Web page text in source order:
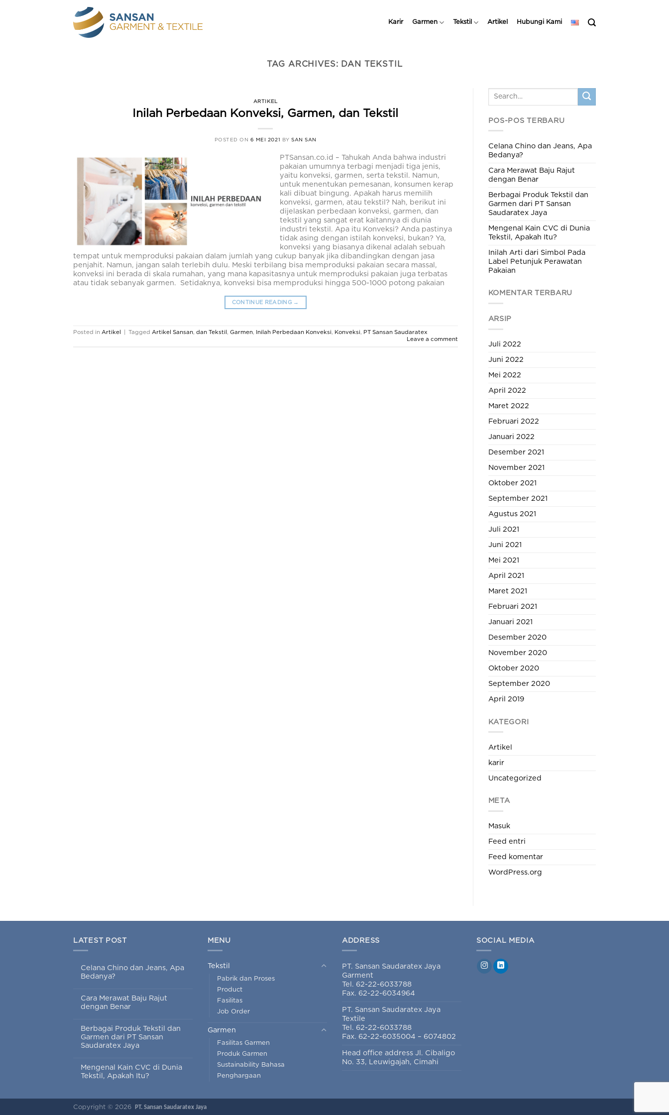
Karir Garmen Tekstil Artikel Hubungi Kami
TAG ARCHIVES: DAN TEKSTIL
ARTIKEL
Inilah Perbedaan Konveksi, Garmen, dan Tekstil
POSTED ON 6 MEI 2021 BYSAN SAN
PTSansan.co.id – Tahukah Anda bahwa industri
pakaian umumnya terbagi menjadi tiga jenis,
yaitu konveksi, garmen, serta tekstil. Namun,
untuk menentukan pemesanan, konsumen kerap
kali dibuat bingung. Apakah harus memilih
konveksi, garmen, atau tekstil? Nah, berikut ini
dijelaskan perbedaan konveksi, garmen, dan
tekstil yang sangat erat kaitannya di dunia
industri tekstil. Apa itu Konveksi? Anda pastinya
tidak asing dengan istilah konveksi, bukan? Ya,
konveksi yang biasanya dikenal adalah sebuah
tempat untuk memproduksi pakaian dalam jumlah yang cukup banyak jika dibandingkan dengan jasa
penjahit. Namun, jangan salah terlebih dulu. Meski terbilang bisa memproduksi pakaian secara massal,
konveksi ini berada di skala rumahan, yang mana kapasitasnya untuk memproduksi pakaian juga terbatas
atau tidak sebanyak garmen. Setidaknya, konveksi bisa memproduksi hingga 500-1000 potong pakaian
CONTINUE READING →
Posted in Artikel Tagged Artikel Sansan, dan Tekstil , Garmen, Inilah Perbedaan Konveksi, Konveksi, PT Sansan Saudaratex
Leave a comment
POS-POS TERBARU
Celana Chino dan Jeans, Apa
Bedanya?
Cara Merawat Baju Rajut
dengan Benar
Berbagai Produk Tekstil dan
Garmen dari PT Sansan
Saudaratex Jaya
Mengenal Kain CVC di Dunia
Tekstil, Apakah Itu?
Inilah Arti dari Simbol Pada
Label Petunjuk Perawatan
Pakaian
KOMENTAR TERBARU
ARSIP
Juli 2022
Juni 2022
Mei 2022
April 2022
Maret 2022
Februari 2022
Januari 2022
Desember 2021
November 2021
Oktober 2021
September 2021
Agustus 2021
Juli 2021
Juni 2021
Mei 2021
April 2021
Maret 2021
Februari 2021
Januari 2021
Desember 2020
November 2020
Oktober 2020
September 2020
April 2019
KATEGORI
Artikel
karir
Uncategorized
META
Masuk
Feed entri
Feed komentar
WordPress.org
LATEST POST
Celana Chino dan Jeans, Apa
Bedanya?
Cara Merawat Baju Rajut
dengan Benar
Berbagai Produk Tekstil dan
Garmen dari PT Sansan
Saudaratex Jaya
Mengenal Kain CVC di Dunia
Tekstil, Apakah Itu?
MENU
Tekstil
Pabrik dan Proses
Product
Fasilitas
Job Order
Garmen
Fasilitas Garmen
Produk Garmen
Sustainability Bahasa
Penghargaan
ADDRESS
PT. Sansan Saudaratex Jaya
Garment
Tel. 62-22-6033788
Fax. 62-22-6034964
PT. Sansan Saudaratex Jaya
Textile
Tel. 62-22-6033788
Fax. 62-22-6035004 – 6074802
Head office address Jl. Cibaligo
No. 33, Leuwigajah, Cimahi
SOCIAL MEDIA
Copyright © 2026 PT. Sansan Saudaratex Jaya